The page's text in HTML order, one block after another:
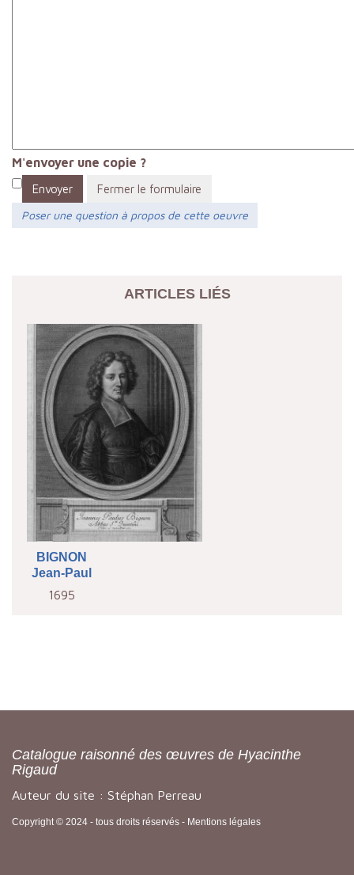
M'envoyer une copie ?
Envoyer
Fermer le formulaire
Poser une question à propos de cette oeuvre
ARTICLES LIÉS
BIGNON
Jean-Paul
1695
Catalogue raisonné des œuvres de Hyacinthe
Rigaud
Auteur du site : Stéphan Perreau
Copyright © 2024 - tous droits réservés - Mentions légales